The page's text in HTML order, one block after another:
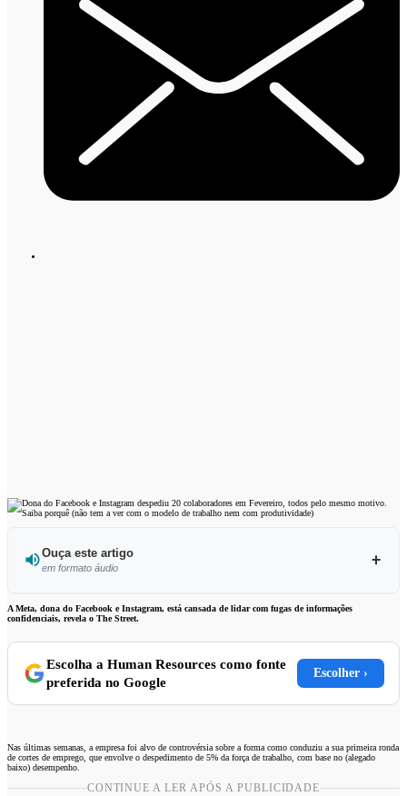
Ouça este artigo
em formato áudio
Ouvir este artigo
A Meta, dona do Facebook e Instagram, está cansada de lidar com fugas de informações
confidenciais, revela o The Street.
Escolha a Human Resources como fonte
preferida no Google
Escolher ›
Nas últimas semanas, a empresa foi alvo de controvérsia sobre a forma como conduziu a sua primeira ronda
de cortes de emprego, que envolve o despedimento de 5% da força de trabalho, com base no (alegado
baixo) desempenho.
CONTINUE A LER APÓS A PUBLICIDADE